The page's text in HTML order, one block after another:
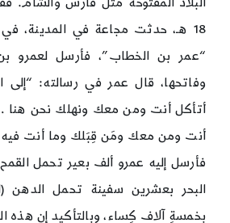
البلاد المفتوحة مثل فارس والشام.
18 هـ، حدثت مجاعة في المدينة،
“عمر بن الخطاب”، فأرسل لعمرو
وفاتحها، قال عمر في رسالته:
أتأكل أنت ومن معك ونهلك نحن هنا …
أنت ومن معك ومَن قِبَلك وما أنت
فأرسل إليه عمرو ألف بعير تحمل
البحر بعشرين سفينة تحمل الدهن
بخمسةِ آلاف كِساء، وبالتأكيد إن هذه